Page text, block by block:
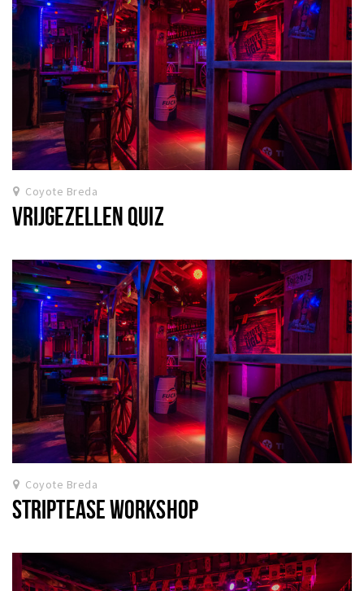
Coyote Breda
VRIJGEZELLEN QUIZ
Coyote Breda
STRIPTEASE WORKSHOP